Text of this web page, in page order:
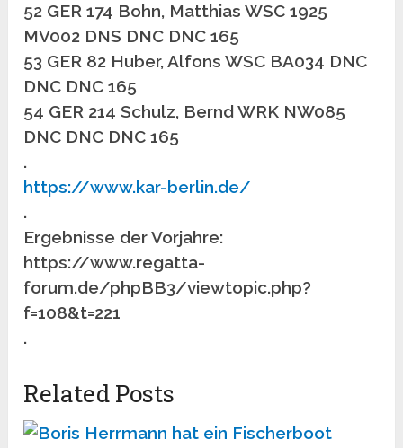
52 GER 174 Bohn, Matthias WSC 1925
MV002 DNS DNC DNC 165
53 GER 82 Huber, Alfons WSC BA034 DNC
DNC DNC 165
54 GER 214 Schulz, Bernd WRK NW085
DNC DNC DNC 165
.
https://www.kar-berlin.de/
.
Ergebnisse der Vorjahre:
https://www.regatta-
forum.de/phpBB3/viewtopic.php?
f=108&t=221
.
Related Posts